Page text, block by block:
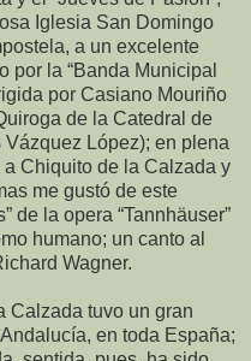
Iglesia San Domingo
a un excelente
por la “Banda Municipal
por Casiano Mouriño
de la Catedral de
López); en plena
Chiquito de la Calzada y
me gustó de este
de la opera “Tannhäuser”
humano; un canto al
Wagner.
Calzada tuvo un gran
en toda España;